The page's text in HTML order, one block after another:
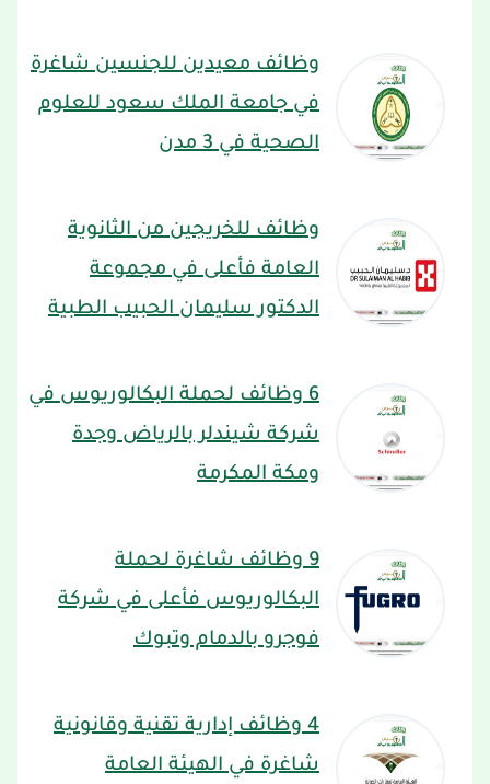
وظائف معيدين للجنسين شاغرة
في جامعة الملك سعود للعلوم
الصحية في 3 مدن
وظائف للخريجين من الثانوية
العامة فأعلى في مجموعة
الدكتور سليمان الحبيب الطبية
6 وظائف لحملة البكالوريوس في
شركة شيندلر بالرياض وجدة
ومكة المكرمة
9 وظائف شاغرة لحملة
البكالوريوس فأعلى في شركة
فوجرو بالدمام وتبوك
4 وظائف إدارية تقنية وقانونية
شاغرة في الهيئة العامة